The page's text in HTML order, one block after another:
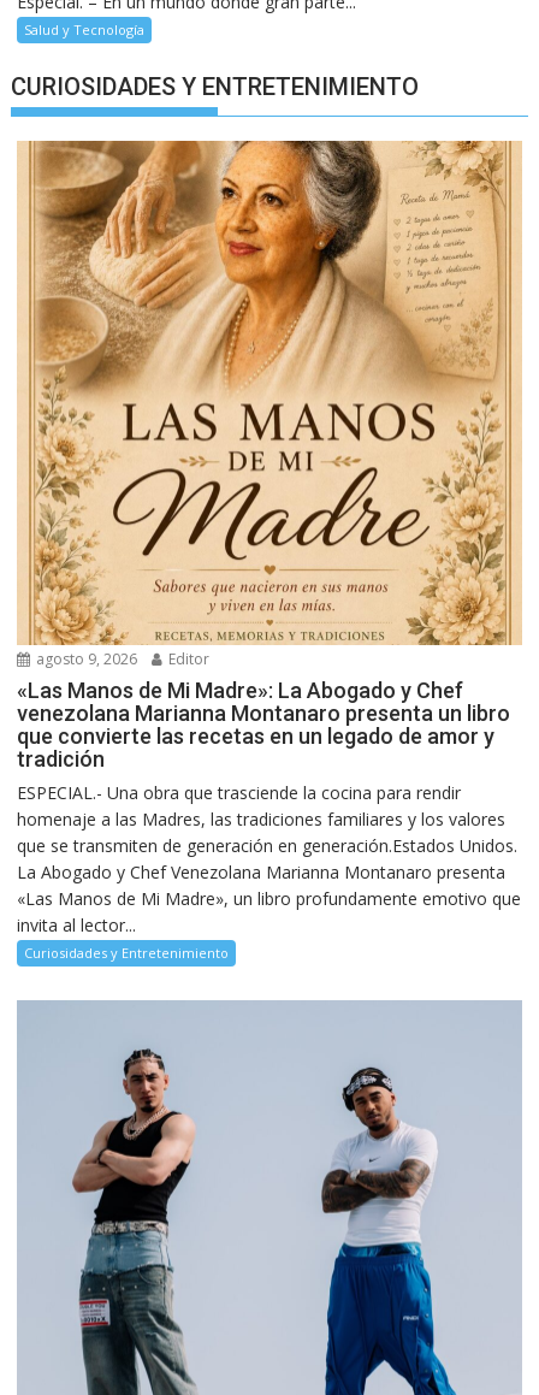
Salud y Tecnología
CURIOSIDADES Y ENTRETENIMIENTO
agosto 9, 2026 Editor
«Las Manos de Mi Madre»: La Abogado y Chef
venezolana Marianna Montanaro presenta un libro
que convierte las recetas en un legado de amor y
tradición
ESPECIAL.- Una obra que trasciende la cocina para rendir
homenaje a las Madres, las tradiciones familiares y los valores
que se transmiten de generación en generación.Estados Unidos.
La Abogado y Chef Venezolana Marianna Montanaro presenta
«Las Manos de Mi Madre», un libro profundamente emotivo que
invita al lector...
Curiosidades y Entretenimiento